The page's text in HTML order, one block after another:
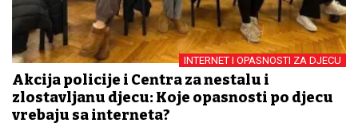
INTERNET I OPASNOSTI ZA DJECU
Akcija policije i Centra za nestalu i
zlostavljanu djecu: Koje opasnosti po djecu
vrebaju sa interneta?